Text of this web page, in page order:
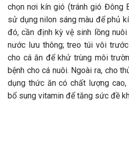
chọn nơi kín gió (tránh gió Đông
sử dụng nilon sáng màu để phủ
đó, cần định kỳ vệ sinh lồng
nước lưu thông; treo túi vôi
cho cá ăn để khử trùng môi
bệnh cho cá nuôi. Ngoài ra, cho
dụng thức ăn có chất lượng cao,
bổ sung vitamin để tăng sức đề